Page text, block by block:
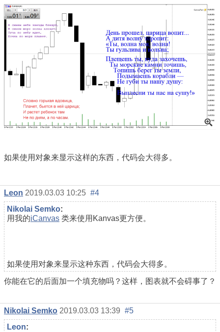
如果使用对象来显示这样的东西，代码会大得多。
Leon 2019.03.03 10:25 #4
Nikolai Semko:
用我的iCanvas 类来使用Kanvas更方便。
如果使用对象来显示这种东西，代码会大得多。
你能在它的后面加一个填充物吗？这样，图表就不会碍事了？
Nikolai Semko 2019.03.03 13:39 #5
Leon: